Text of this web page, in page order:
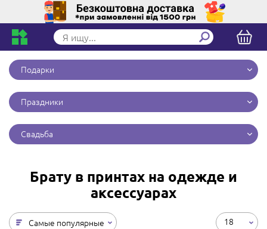
Подарки
Праздники
Свадьба
Брату в принтах на одежде и
аксессуарах
Самые популярные 18